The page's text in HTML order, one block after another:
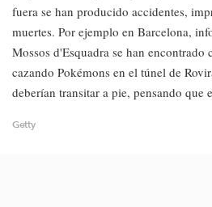
fuera se han producido accidentes,
muertes. Por ejemplo en Barcelona,
Mossos d'Esquadra se han encontrado
cazando Pokémons en el túnel de
deberían transitar a pie, pensando que
Getty